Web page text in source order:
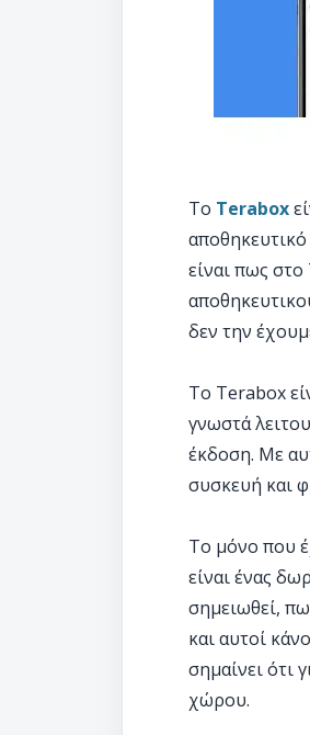
To Terabox
είναι πως
δεν την
To Terabox
γνωστά
έκδοση. Με
συσκευή και
Το μόνο που
είναι ένας
σημειωθεί,
και αυτοί
σημαίνει ότι
χώρου.